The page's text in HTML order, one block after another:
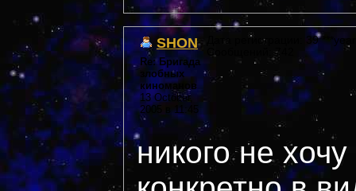
SHON
Re: Бригада
злобных
киноманов
13 October,
2005 в 11:45
Дата регистрации: 39
Сообщений: 742
никого не